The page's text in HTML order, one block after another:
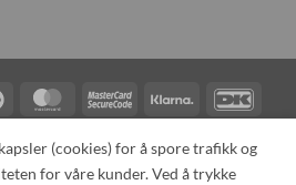
Maestro MasterCardMasterCard
2
Klarna
Card
KONTAKT OSS OM OSS
(cookies) for å spore trafikk og
for våre kunder. Ved å trykke